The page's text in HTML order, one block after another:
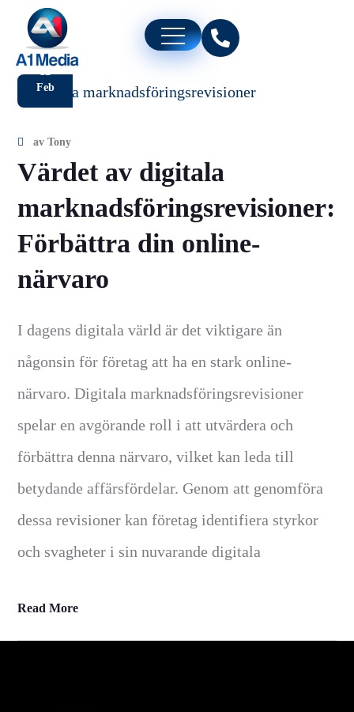
12
Feb
avTony
Värdet av digitala
marknadsföringsrevisioner:
Förbättra din online-
närvaro
I dagens digitala värld är det viktigare än
någonsin för företag att ha en stark online-
närvaro. Digitala marknadsföringsrevisioner
spelar en avgörande roll i att utvärdera och
förbättra denna närvaro, vilket kan leda till
betydande affärsfördelar. Genom att genomföra
dessa revisioner kan företag identifiera styrkor
och svagheter i sin nuvarande digitala
Read More